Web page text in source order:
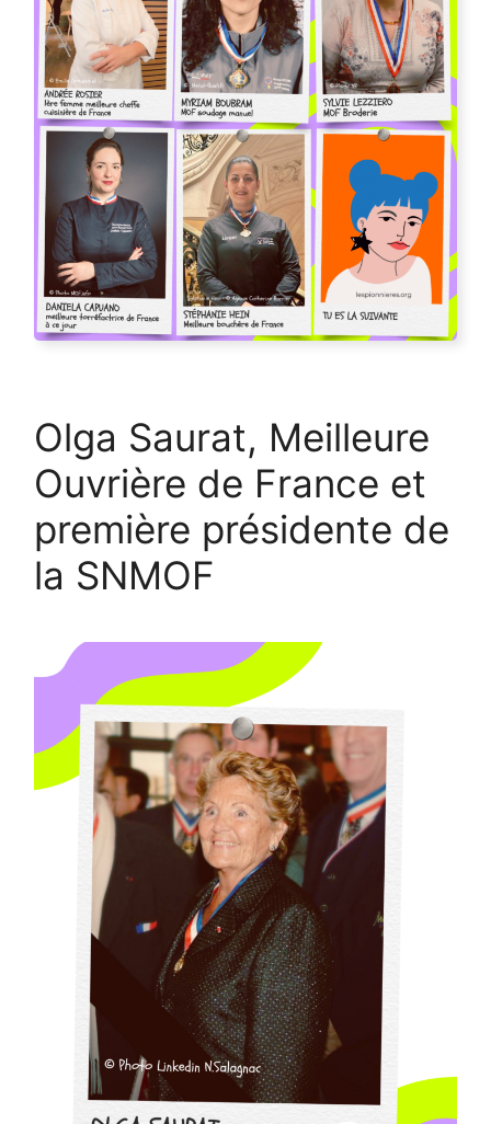
Olga Saurat, Meilleure
Ouvrière de France et
première présidente de
la SNMOF